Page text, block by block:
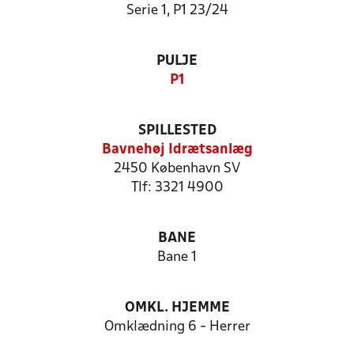
Serie 1, P1 23/24
PULJE
P1
SPILLESTED
Bavnehøj Idrætsanlæg
2450 København SV
Tlf: 3321 4900
BANE
Bane 1
OMKL. HJEMME
Omklædning 6 - Herrer